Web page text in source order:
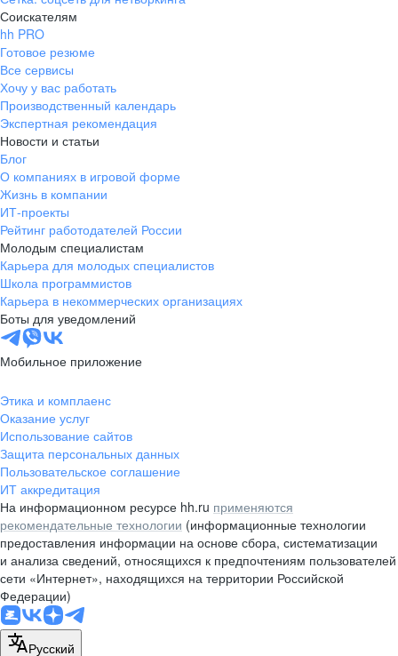
Соискателям
hh PRO
Готовое резюме
Все сервисы
Хочу у вас работать
Производственный календарь
Экспертная рекомендация
Новости и статьи
Блог
О компаниях в игровой форме
Жизнь в компании
ИТ-проекты
Рейтинг работодателей России
Молодым специалистам
Карьера для молодых специалистов
Школа программистов
Карьера в некоммерческих организациях
Боты для уведомлений
Мобильное приложение
Этика и комплаенс
Оказание услуг
Использование сайтов
Защита персональных данных
Пользовательское соглашение
ИТ аккредитация
На информационном ресурсе hh.ru применяются
рекомендательные технологии (информационные технологии
предоставления информации на основе сбора, систематизации
и анализа сведений, относящихся к предпочтениям пользователей
сети «Интернет», находящихся на территории Российской
Федерации)
Русский